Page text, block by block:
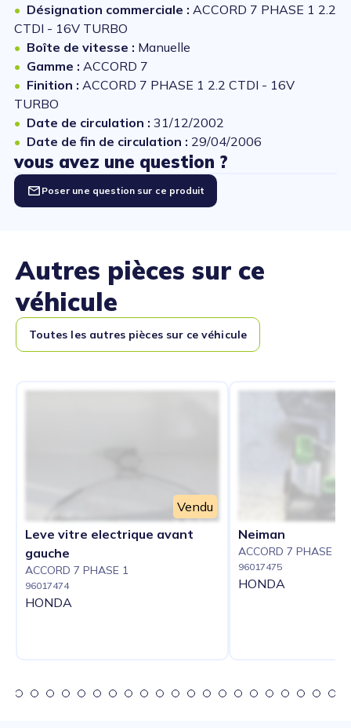
Désignation commerciale : ACCORD 7 PHASE 1 2.2
CTDI - 16V TURBO
Boîte de vitesse : Manuelle
Gamme : ACCORD 7
Finition : ACCORD 7 PHASE 1 2.2 CTDI - 16V
TURBO
Date de circulation : 31/12/2002
Date de fin de circulation : 29/04/2006
vous avez une question ?
Poser une question sur ce produit
Autres pièces sur ce
véhicule
Toutes les autres pièces sur ce véhicule
Vendu
Leve vitre electrique avant
gauche
ACCORD 7 PHASE 1
96017474
HONDA
Neiman
ACCORD 7 PHASE 1
96017475
HONDA